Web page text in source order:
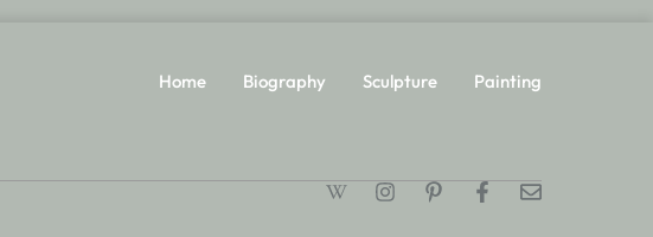
Home Biography Sculpture Painting